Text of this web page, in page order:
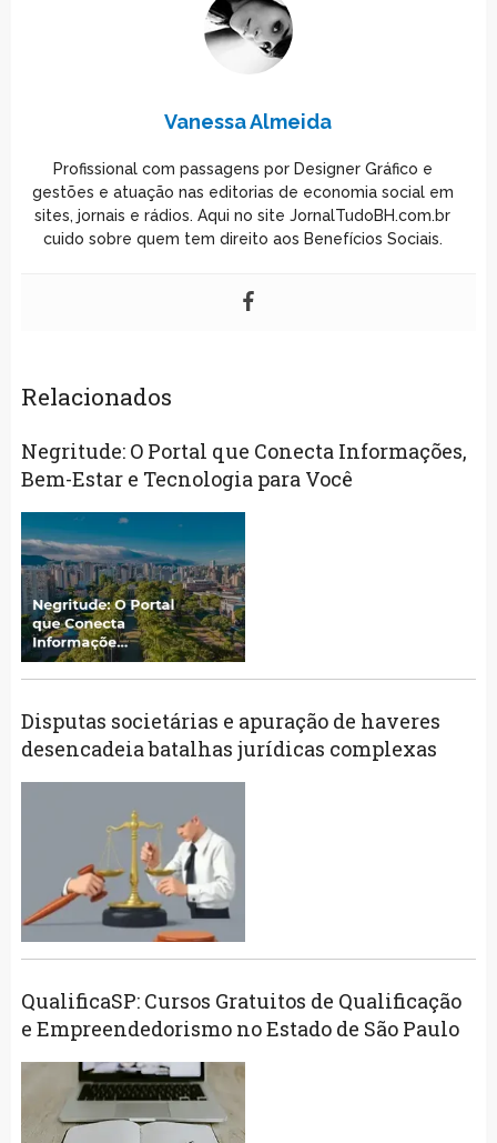
Vanessa Almeida
Profissional com passagens por Designer Gráfico e
gestões e atuação nas editorias de economia social em
sites, jornais e rádios. Aqui no site JornalTudoBH.com.br
cuido sobre quem tem direito aos Benefícios Sociais.
Relacionados
Negritude: O Portal que Conecta Informações,
Bem-Estar e Tecnologia para Você
Disputas societárias e apuração de haveres
desencadeia batalhas jurídicas complexas
QualificaSP: Cursos Gratuitos de Qualificação
e Empreendedorismo no Estado de São Paulo